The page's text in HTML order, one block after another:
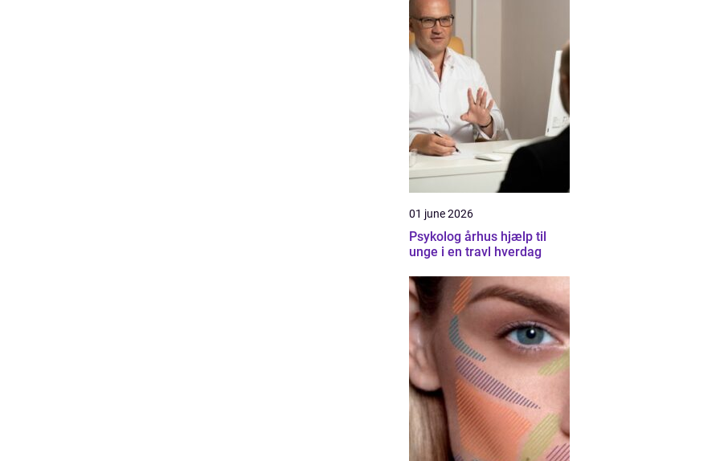
01 june 2026
Psykolog århus hjælp til
unge i en travl hverdag